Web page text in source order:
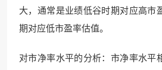
大，通常是业绩低谷时期对应高市
期对应低市盈率估值。
对市净率水平的分析：市净率水平